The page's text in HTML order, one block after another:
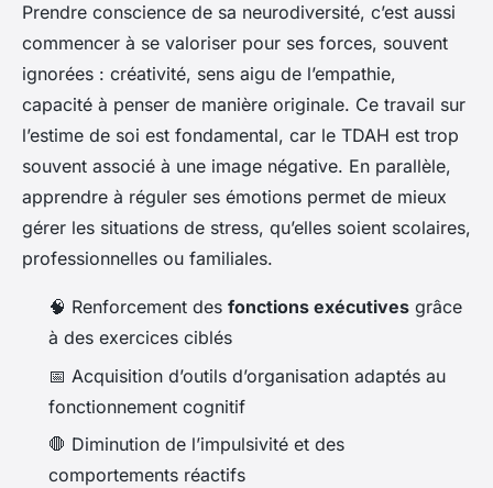
Prendre conscience de sa neurodiversité, c’est aussi
commencer à se valoriser pour ses forces, souvent
ignorées : créativité, sens aigu de l’empathie,
capacité à penser de manière originale. Ce travail sur
l’estime de soi est fondamental, car le TDAH est trop
souvent associé à une image négative. En parallèle,
apprendre à réguler ses émotions permet de mieux
gérer les situations de stress, qu’elles soient scolaires,
professionnelles ou familiales.
🧠 Renforcement des fonctions exécutives grâce
à des exercices ciblés
📅 Acquisition d’outils d’organisation adaptés au
fonctionnement cognitif
🛑 Diminution de l’impulsivité et des
comportements réactifs